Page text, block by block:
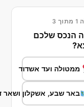
3
הנכס שלכם
ממטולה ועד אשדוד
באר שבע, אשקלון ושאר